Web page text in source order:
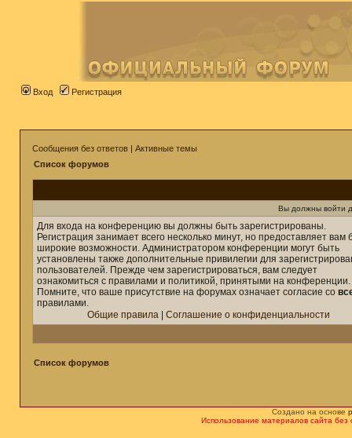
Вход Регистрация
Сообщения без ответов | Активные темы
Список форумов
Вы должны войти
Для входа на конференцию вы должны быть зарегистрированы.
Регистрация занимает всего несколько минут, но предоставляет вам
широкие возможности. Администратором конференции могут быть
установлены также дополнительные привилегии для
пользователей. Прежде чем зарегистрироваться, вам следует
ознакомиться с правилами и политикой, принятыми на конференции.
Помните, что ваше присутствие на форумах означает согласие со
правилами.
Общие правила
Соглашение о конфиденциальности
Список форумов
Создано на основе
Использование материалов сайта